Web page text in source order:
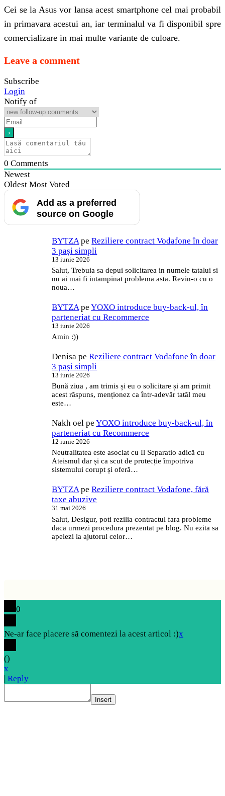
Cei se la Asus vor lansa acest smartphone cel mai probabil
in primavara acestui an, iar terminalul va fi disponibil spre
comercializare in mai multe variante de culoare.
Leave a comment
Subscribe
Login
Notify of
0 Comments
Newest
Oldest Most Voted
Add as a preferred
source on Google
BYTZA peReziliere contract Vodafone în doar
3 pași simpli
13 iunie 2026
Salut, Trebuia sa depui solicitarea in numele tatalui si
nu ai mai fi intampinat problema asta. Revin-o cu o
noua…
BYTZA peYOXO introduce buy-back-ul, în
parteneriat cu Recommerce
13 iunie 2026
Amin :))
Denisa peReziliere contract Vodafone în doar
3 pași simpli
13 iunie 2026
Bună ziua , am trimis și eu o solicitare și am primit
acest răspuns, menționez ca într-adevăr tatăl meu
este…
Nakh oel peYOXO introduce buy-back-ul, în
parteneriat cu Recommerce
12 iunie 2026
Neutralitatea este asociat cu Il Separatio adică cu
Ateismul dar și ca scut de protecție împotriva
sistemului corupt și oferă…
BYTZApeReziliere contract Vodafone, fără
taxe abuzive
31 mai 2026
Salut, Desigur, poti rezilia contractul fara probleme
daca urmezi procedura prezentat pe blog. Nu ezita sa
apelezi la ajutorul celor…
0
Ne-ar face placere să comentezi la acest articol :)x
()
x
Reply
Insert